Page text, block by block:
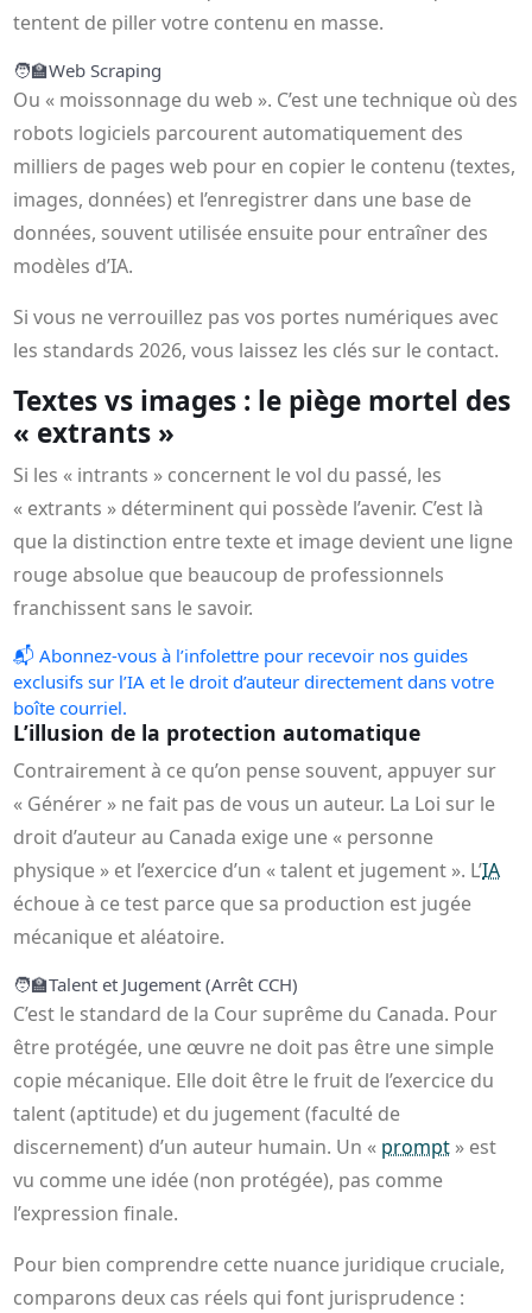
tentent de piller votre contenu en masse.
🧑‍🏫Web Scraping
Ou « moissonnage du web ». C’est une technique où des
robots logiciels parcourent automatiquement des
milliers de pages web pour en copier le contenu (textes,
images, données) et l’enregistrer dans une base de
données, souvent utilisée ensuite pour entraîner des
modèles d’IA.
Si vous ne verrouillez pas vos portes numériques avec
les standards 2026, vous laissez les clés sur le contact.
Textes vs images : le piège mortel des
« extrants »
Si les « intrants » concernent le vol du passé, les
« extrants » déterminent qui possède l’avenir. C’est là
que la distinction entre texte et image devient une ligne
rouge absolue que beaucoup de professionnels
franchissent sans le savoir.
📬 Abonnez-vous à l’infolettre pour recevoir nos guides
exclusifs sur l’IA et le droit d’auteur directement dans votre
boîte courriel.
L’illusion de la protection automatique
Contrairement à ce qu’on pense souvent, appuyer sur
« Générer » ne fait pas de vous un auteur. La Loi sur le
droit d’auteur au Canada exige une « personne
physique » et l’exercice d’un « talent et jugement ». L’IA
échoue à ce test parce que sa production est jugée
mécanique et aléatoire.
🧑‍🏫Talent et Jugement (Arrêt CCH)
C’est le standard de la Cour suprême du Canada. Pour
être protégée, une œuvre ne doit pas être une simple
copie mécanique. Elle doit être le fruit de l’exercice du
talent (aptitude) et du jugement (faculté de
discernement) d’un auteur humain. Un « prompt » est
vu comme une idée (non protégée), pas comme
l’expression finale.
Pour bien comprendre cette nuance juridique cruciale,
comparons deux cas réels qui font jurisprudence :